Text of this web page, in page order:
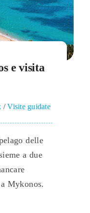
e visita
/Visite guidate
delle
a due
Mykonos.